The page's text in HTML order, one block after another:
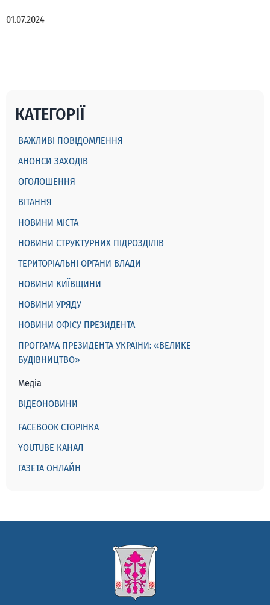
01.07.2024
КАТЕГОРІЇ
ВАЖЛИВІ ПОВІДОМЛЕННЯ
АНОНСИ ЗАХОДІВ
ОГОЛОШЕННЯ
ВІТАННЯ
НОВИНИ МІСТА
НОВИНИ СТРУКТУРНИХ ПІДРОЗДІЛІВ
ТЕРИТОРІАЛЬНІ ОРГАНИ ВЛАДИ
НОВИНИ КИЇВЩИНИ
НОВИНИ УРЯДУ
НОВИНИ ОФІСУ ПРЕЗИДЕНТА
ПРОГРАМА ПРЕЗИДЕНТА УКРАЇНИ: «ВЕЛИКЕ
БУДІВНИЦТВО»
Медіа
ВІДЕОНОВИНИ
FACEBOOK СТОРІНКА
YOUTUBE КАНАЛ
ГАЗЕТА ОНЛАЙН